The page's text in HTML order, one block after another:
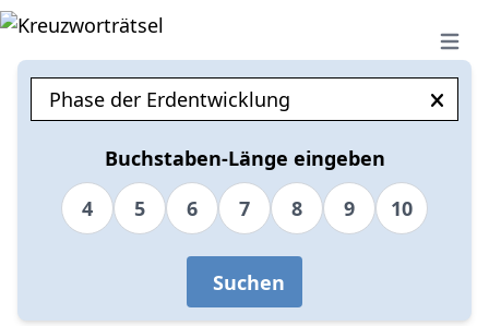
Open
Buchstaben-Länge eingeben
4
5 6 7 8 9 10
Suchen